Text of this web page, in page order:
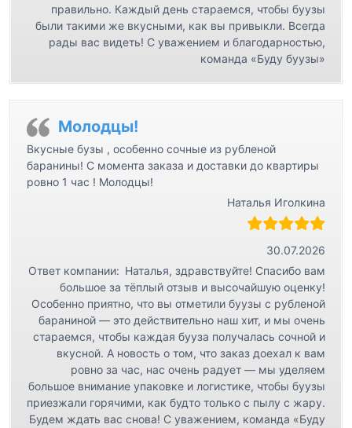
правильно. Каждый день стараемся, чтобы буузы
были такими же вкусными, как вы привыкли. Всегда
рады вас видеть! С уважением и благодарностью,
команда «Буду буузы»
Молодцы!
Вкусные бузы , особенно сочные из рубленой
баранины! С момента заказа и доставки до квартиры
ровно 1 час ! Молодцы!
Наталья Иголкина
30.07.2026
Ответ компании: Наталья, здравствуйте! Спасибо вам
большое за тёплый отзыв и высочайшую оценку!
Особенно приятно, что вы отметили буузы с рубленой
бараниной — это действительно наш хит, и мы очень
стараемся, чтобы каждая бууза получалась сочной и
вкусной. А новость о том, что заказ доехал к вам
ровно за час, нас очень радует — мы уделяем
большое внимание упаковке и логистике, чтобы буузы
приезжали горячими, как будто только с пылу с жару.
Будем ждать вас снова! С уважением, команда «Буду